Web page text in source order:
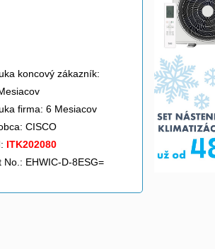
koncový zákazník:
firma: 6 Mesiacov
CISCO
ITK202080
No.: EHWIC-D-8ESG=